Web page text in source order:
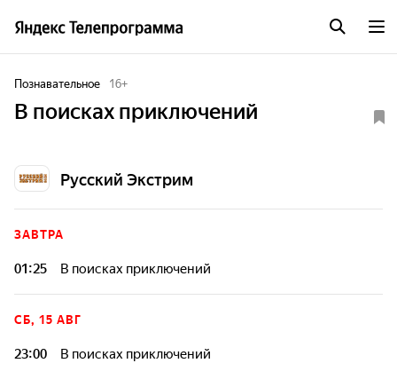
Познавательное 16+
В поисках приключений
Русский Экстрим
ЗАВТРА
01:25 В поисках приключений
СБ, 15 АВГ
23:00 В поисках приключений